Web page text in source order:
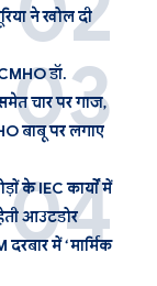
ने खोल दी
डॉ.
चार पर गाज,
बाबू पर लगाए
के IEC कार्यों में
आउटडोर
में ‘मार्मिक